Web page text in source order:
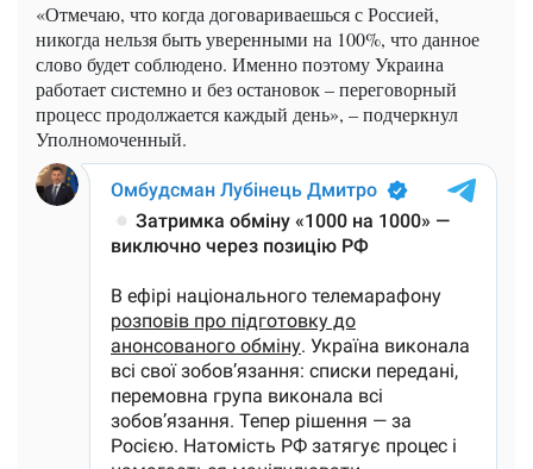
«Отмечаю, что когда договариваешься с Россией,
никогда нельзя быть уверенными на 100%, что данное
слово будет соблюдено. Именно поэтому Украина
работает системно и без остановок – переговорный
процесс продолжается каждый день», – подчеркнул
Уполномоченный.